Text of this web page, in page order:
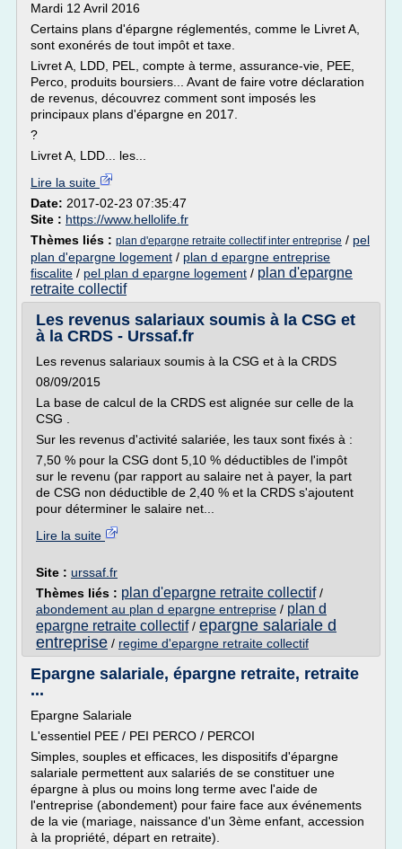
Mardi 12 Avril 2016
Certains plans d'épargne réglementés, comme le Livret A,
sont exonérés de tout impôt et taxe.
Livret A, LDD, PEL, compte à terme, assurance-vie, PEE,
Perco, produits boursiers... Avant de faire votre déclaration
de revenus, découvrez comment sont imposés les
principaux plans d'épargne en 2017.
?
Livret A, LDD... les...
Lire la suite
Date: 2017-02-23 07:35:47
Site : https://www.hellolife.fr
Thèmes liés : plan d'epargne retraite collectif inter entreprise / pel
plan d'epargne logement / plan d epargne entreprise
fiscalite / pel plan d epargne logement / plan d'epargne
retraite collectif
Les revenus salariaux soumis à la CSG et
à la CRDS - Urssaf.fr
Les revenus salariaux soumis à la CSG et à la CRDS
08/09/2015
La base de calcul de la CRDS est alignée sur celle de la
CSG .
Sur les revenus d'activité salariée, les taux sont fixés à :
7,50 % pour la CSG dont 5,10 % déductibles de l'impôt
sur le revenu (par rapport au salaire net à payer, la part
de CSG non déductible de 2,40 % et la CRDS s'ajoutent
pour déterminer le salaire net...
Lire la suite
Site : urssaf.fr
Thèmes liés : plan d'epargne retraite collectif/
abondement au plan d epargne entreprise / plan d
epargne retraite collectif/ epargne salariale d
entreprise / regime d'epargne retraite collectif
Epargne salariale, épargne retraite, retraite
...
Epargne Salariale
L'essentiel PEE / PEI PERCO / PERCOI
Simples, souples et efficaces, les dispositifs d'épargne
salariale permettent aux salariés de se constituer une
épargne à plus ou moins long terme avec l'aide de
l'entreprise (abondement) pour faire face aux événements
de la vie (mariage, naissance d'un 3ème enfant, accession
à la propriété, départ en retraite).